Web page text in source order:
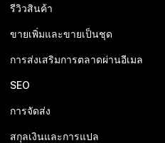
รีวิวสินค้า
ขายเพิ่มและขายเป็นชุด
การส่งเสริมการตลาดผ่านอีเมล
SEO
การจัดส่ง
สกุลเงินและการแปล